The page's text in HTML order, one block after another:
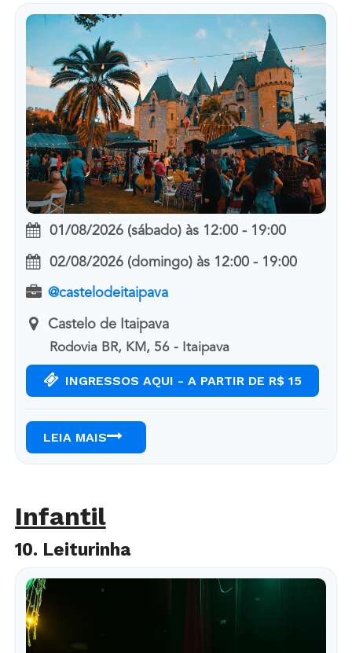
01/08/2026 (sábado) às 12:00 - 19:00
02/08/2026 (domingo) às 12:00 - 19:00
@castelodeitaipava
Castelo de Itaipava
Rodovia BR, KM, 56 - Itaipava
INGRESSOS AQUI - A PARTIR DE R$ 15
LEIA MAIS
Infantil
10. Leiturinha